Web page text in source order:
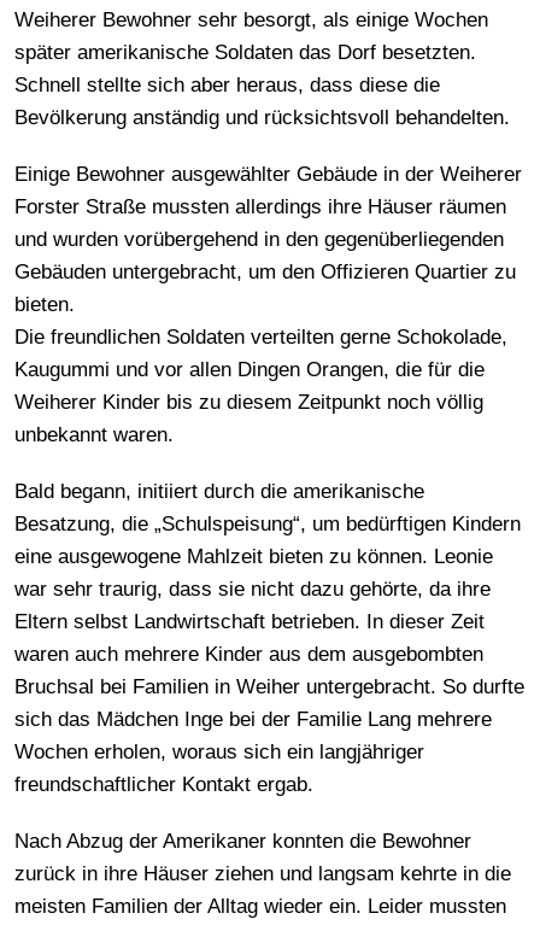
Weiherer Bewohner sehr besorgt, als einige Wochen
später amerikanische Soldaten das Dorf besetzten.
Schnell stellte sich aber heraus, dass diese die
Bevölkerung anständig und rücksichtsvoll behandelten.
Einige Bewohner ausgewählter Gebäude in der Weiherer
Forster Straße mussten allerdings ihre Häuser räumen
und wurden vorübergehend in den gegenüberliegenden
Gebäuden untergebracht, um den Offizieren Quartier zu
bieten.
Die freundlichen Soldaten verteilten gerne Schokolade,
Kaugummi und vor allen Dingen Orangen, die für die
Weiherer Kinder bis zu diesem Zeitpunkt noch völlig
unbekannt waren.
Bald begann, initiiert durch die amerikanische
Besatzung, die „Schulspeisung“, um bedürftigen Kindern
eine ausgewogene Mahlzeit bieten zu können. Leonie
war sehr traurig, dass sie nicht dazu gehörte, da ihre
Eltern selbst Landwirtschaft betrieben. In dieser Zeit
waren auch mehrere Kinder aus dem ausgebombten
Bruchsal bei Familien in Weiher untergebracht. So durfte
sich das Mädchen Inge bei der Familie Lang mehrere
Wochen erholen, woraus sich ein langjähriger
freundschaftlicher Kontakt ergab.
Nach Abzug der Amerikaner konnten die Bewohner
zurück in ihre Häuser ziehen und langsam kehrte in die
meisten Familien der Alltag wieder ein. Leider mussten